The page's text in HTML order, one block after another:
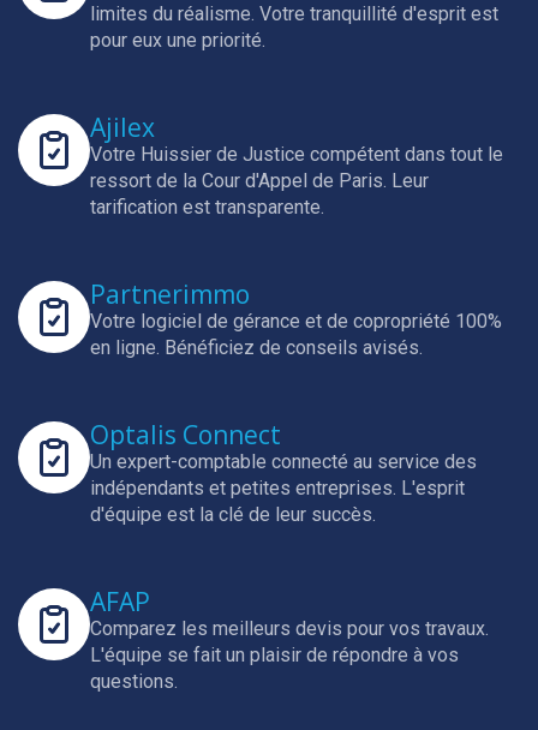
limites du réalisme. Votre tranquillité d'esprit est
pour eux une priorité.
Ajilex
Votre Huissier de Justice compétent dans tout le
ressort de la Cour d'Appel de Paris. Leur
tarification est transparente.
Partnerimmo
Votre logiciel de gérance et de copropriété 100%
en ligne. Bénéficiez de conseils avisés.
Optalis Connect
Un expert-comptable connecté au service des
indépendants et petites entreprises. L'esprit
d'équipe est la clé de leur succès.
AFAP
Comparez les meilleurs devis pour vos travaux.
L'équipe se fait un plaisir de répondre à vos
questions.